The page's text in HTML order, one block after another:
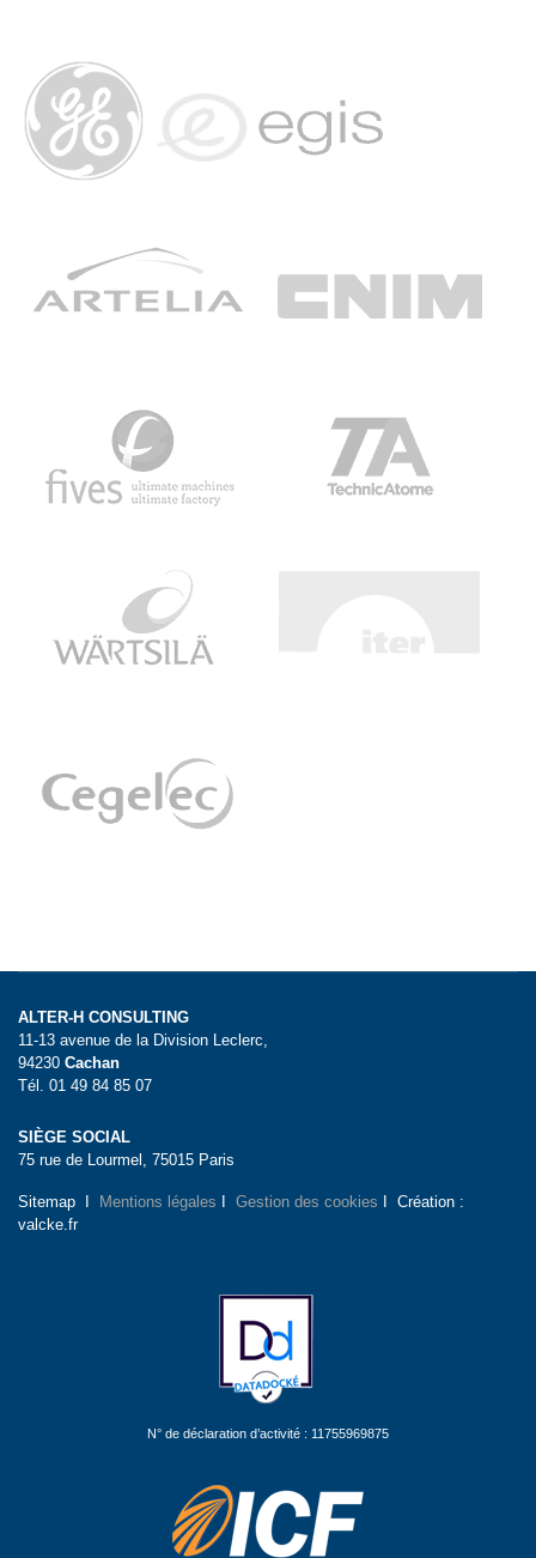
ALTER-H CONSULTING
11-13 avenue de la Division Leclerc,
94230 Cachan
Tél. 01 49 84 85 07
SIÈGE SOCIAL
75 rue de Lourmel, 75015 Paris
Sitemap I Mentions légales Gestion des cookies I Création :
valcke.fr
N° de déclaration d’activité : 11755969875